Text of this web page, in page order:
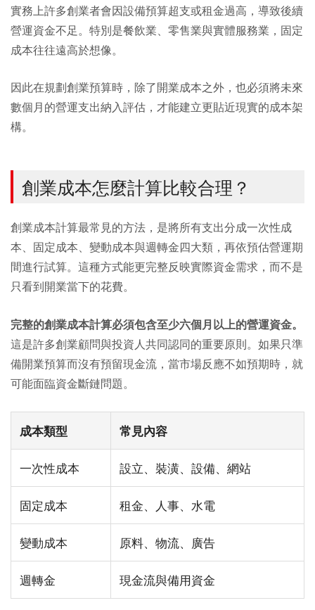
實務上許多創業者會因設備預算超支或租金過高，導致後續
營運資金不足。特別是餐飲業、零售業與實體服務業，固定
成本往往遠高於想像。
因此在規劃創業預算時，除了開業成本之外，也必須將未來
數個月的營運支出納入評估，才能建立更貼近現實的成本架
構。
創業成本怎麼計算比較合理？
創業成本計算最常見的方法，是將所有支出分成一次性成
本、固定成本、變動成本與週轉金四大類，再依預估營運期
間進行試算。這種方式能更完整反映實際資金需求，而不是
只看到開業當下的花費。
完整的創業成本計算必須包含至少六個月以上的營運資金。
這是許多創業顧問與投資人共同認同的重要原則。如果只準
備開業預算而沒有預留現金流，當市場反應不如預期時，就
可能面臨資金斷鏈問題。
成本類型 常見內容
一次性成本 設立、裝潢、設備、網站
固定成本 租金、人事、水電
變動成本 原料、物流、廣告
週轉金 現金流與備用資金